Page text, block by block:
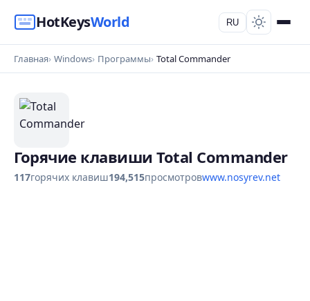
HotKeysWorld RU
Главная Windows Программы Total Commander
Горячие клавиши Total Commander
117горячих клавиш194,515просмотровwww.nosyrev.net